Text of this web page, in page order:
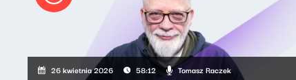
26 kwietnia 2026 58:12 Tomasz Raczek